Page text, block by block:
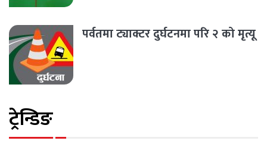
पर्वतमा ट्याक्टर दुर्घटनमा परि २ को मृत्यू
ट्रेन्डिङ